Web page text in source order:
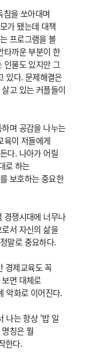
을 쏘아대며
가 됐는데 대책
프로그램을 볼
타까운 부분이 한
인물도 있지만 그
있다. 문제해결은
고 있는 커플들이
며 공감을 나누는
육이 저들에게
다. 나아가 어릴
로 하는
보호하는 중요한
경쟁시대에 너무나
서 자신의 삶을
말로 중요하다.
경제교육도 꼭
면 대체로
악화로 이어진다.
나는 항상 ‘밥 일
칭은 뭘
한다.